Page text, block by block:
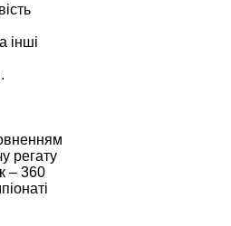
інші
регату
– 360